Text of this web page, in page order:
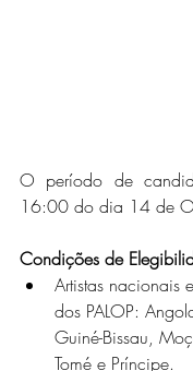
O período de
16:00 do dia 14 de
Condições de
Artistas nacionais
dos PALOP:
Guiné-Bissau,
Tomé e Príncipe.